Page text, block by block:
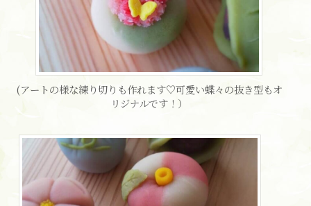
(アートの様な練り切りも作れます♡可愛い蝶々の抜き型もオ
リジナルです！）